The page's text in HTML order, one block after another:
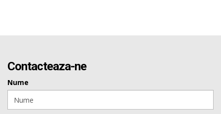
Contacteaza-ne
Nume